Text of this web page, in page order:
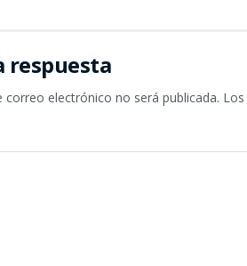
respuesta
correo electrónico no será publicada.